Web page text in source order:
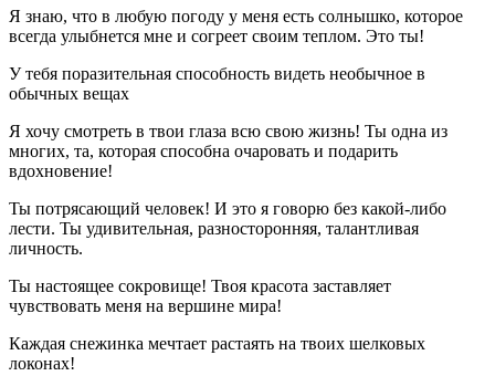
Я знаю, что в любую погоду у меня есть солнышко, которое
всегда улыбнется мне и согреет своим теплом. Это ты!
У тебя поразительная способность видеть необычное в
обычных вещах
Я хочу смотреть в твои глаза всю свою жизнь! Ты одна из
многих, та, которая способна очаровать и подарить
вдохновение!
Ты потрясающий человек! И это я говорю без какой-либо
лести. Ты удивительная, разносторонняя, талантливая
личность.
Ты настоящее сокровище! Твоя красота заставляет
чувствовать меня на вершине мира!
Каждая снежинка мечтает растаять на твоих шелковых
локонах!